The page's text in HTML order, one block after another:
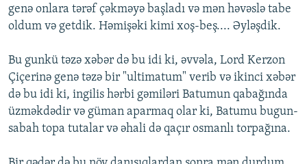
genә onlara tәrәf çәkmәyә başladı vә mәn hәvәslә tabe
oldum vә getdik. Hәmişәki kimi xoş-beş.... Әylәşdik.
Bu gunkü tәzә xәbәr dә bu idi ki, әvvәla, Lord Kerzon
Çiçerinə genә tәzә bir "ultimatum" verib vә ikinci xәbәr
dә bu idi ki, ingilis hәrbi gәmilәri Batumun qabağında
üzmәkdәdir vә güman aparmaq olar ki, Batumu bugun-
sabah topa tutalar vә әhali dә qaçır osmanlı torpağına.